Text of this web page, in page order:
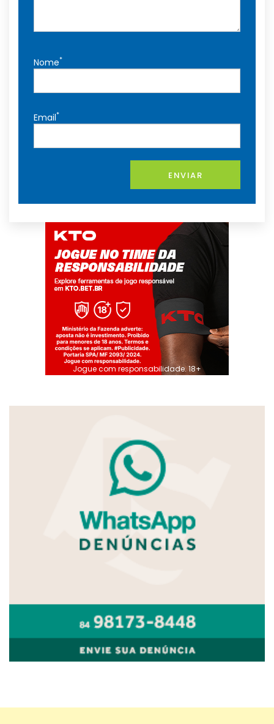
Nome*
Email*
ENVIAR
Jogue com responsabilidade. 18+